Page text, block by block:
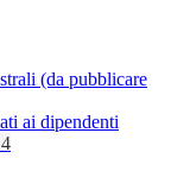
(da pubblicare
ai dipendenti